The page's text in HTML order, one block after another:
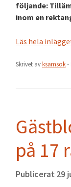
följande:
inom en
Läs hela
Skrivet avksamsok-
på 17
Publicerat 29